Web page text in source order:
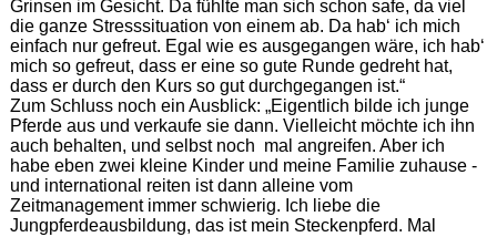
Grinsen im Gesicht. Da fühlte man sich schon safe, da viel
die ganze Stresssituation von einem ab. Da hab‘ ich mich
einfach nur gefreut. Egal wie es ausgegangen wäre, ich hab‘
mich so gefreut, dass er eine so gute Runde gedreht hat,
dass er durch den Kurs so gut durchgegangen ist.“
Zum Schluss noch ein Ausblick: „Eigentlich bilde ich junge
Pferde aus und verkaufe sie dann. Vielleicht möchte ich ihn
auch behalten, und selbst noch mal angreifen. Aber ich
habe eben zwei kleine Kinder und meine Familie zuhause -
und international reiten ist dann alleine vom
Zeitmanagement immer schwierig. Ich liebe die
Jungpferdeausbildung, das ist mein Steckenpferd. Mal